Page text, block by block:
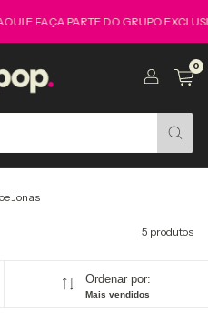
E FAÇA PARTE DO GRUPO
0
Jonas
5 produtos
Ordenar por:
Mais vendidos